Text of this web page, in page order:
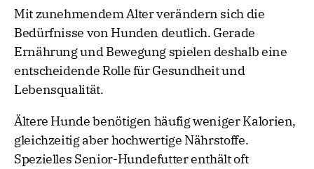
Mit zunehmendem Alter verändern sich die
Bedürfnisse von Hunden deutlich. Gerade
Ernährung und Bewegung spielen deshalb eine
entscheidende Rolle für Gesundheit und
Lebensqualität.
Ältere Hunde benötigen häufig weniger Kalorien,
gleichzeitig aber hochwertige Nährstoffe.
Spezielles Senior-Hundefutter enthält oft